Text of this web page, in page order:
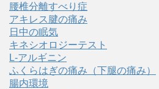
腰椎分離すべり症
アキレス腱の痛み
日中の眠気
キネシオロジーテスト
L-アルギニン
ふくらはぎの痛み（下腿の痛み）
腸内環境